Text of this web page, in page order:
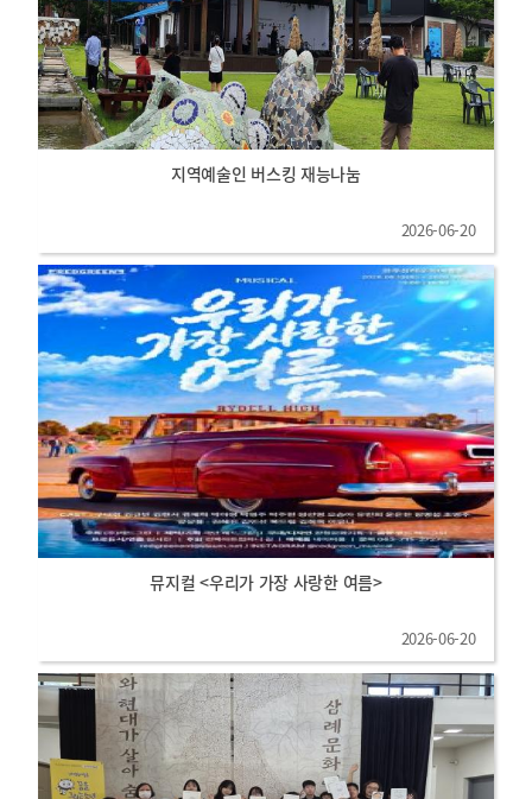
지역예술인 버스킹 재능나눔
2026-06-20
뮤지컬 <우리가 가장 사랑한 여름>
2026-06-20